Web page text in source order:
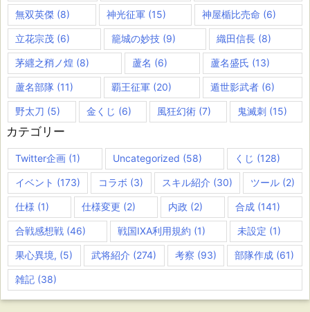
無双英傑 (8) 神光征軍(15) 神屋楯比売命 (6)
立花宗茂 (6) 籠城の妙技(9) 織田信長 (8)
茅纒之矟ノ煌 (8) 蘆名 (6) 蘆名盛氏 (13)
蘆名部隊 (11) 覇王征軍 (20) 遁世影武者(6)
野太刀 (5) 金くじ (6) 風狂幻術 (7) 鬼滅刺(15)
カテゴリー
Twitter企画 (1) Uncategorized (58) くじ (128)
イベント (173) コラボ (3) スキル紹介 (30) ツール(2)
仕様 (1) 仕様変更 (2) 内政 (2) 合成 (141)
合戦感想戦 (46) 戦国IXA利用規約 (1) 未設定 (1)
果心異境, (5) 武将紹介 (274) 考察 (93) 部隊作成 (61)
雑記 (38)